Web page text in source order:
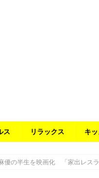
ス リラックス キ
優の半生を映画化 「家出レス